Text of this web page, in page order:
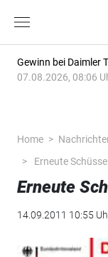
Gewinn bei Daimler
07.08.2026, 08:06
Home
Erneute
Erneute
14.09.2011 10:55